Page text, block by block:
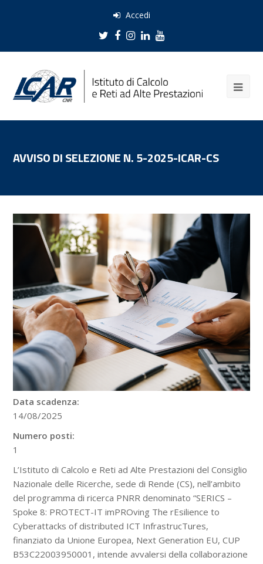
Accedi
Twitter
Facebook
Instagram
LinkedIn
Youtube
AVVISO DI SELEZIONE N. 5-2025-ICAR-CS
Data scadenza:
14/08/2025
Numero posti:
1
L’Istituto di Calcolo e Reti ad Alte Prestazioni del Consiglio
Nazionale delle Ricerche, sede di Rende (CS), nell’ambito
del programma di ricerca PNRR denominato “SERICS –
Spoke 8: PROTECT-IT imPROving The rEsilience to
Cyberattacks of distributed ICT InfrastrucTures,
finanziato da Unione Europea, Next Generation EU, CUP
B53C22003950001, intende avvalersi della collaborazione